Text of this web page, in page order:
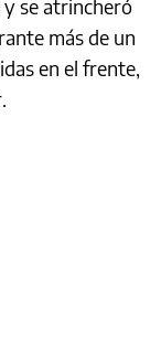
se atrincheró
más de un
en el frente,